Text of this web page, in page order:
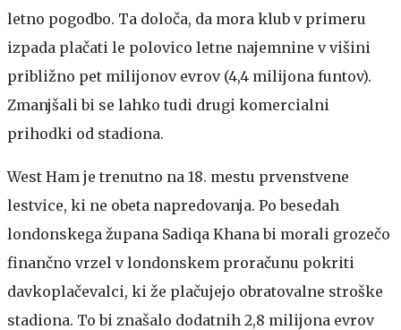
letno pogodbo. Ta določa, da mora klub v primeru
izpada plačati le polovico letne najemnine v višini
približno pet milijonov evrov (4,4 milijona funtov).
Zmanjšali bi se lahko tudi drugi komercialni
prihodki od stadiona.
West Ham je trenutno na 18. mestu prvenstvene
lestvice, ki ne obeta napredovanja. Po besedah
londonskega župana Sadiqa Khana bi morali grozečo
finančno vrzel v londonskem proračunu pokriti
davkoplačevalci, ki že plačujejo obratovalne stroške
stadiona. To bi znašalo dodatnih 2,8 milijona evrov